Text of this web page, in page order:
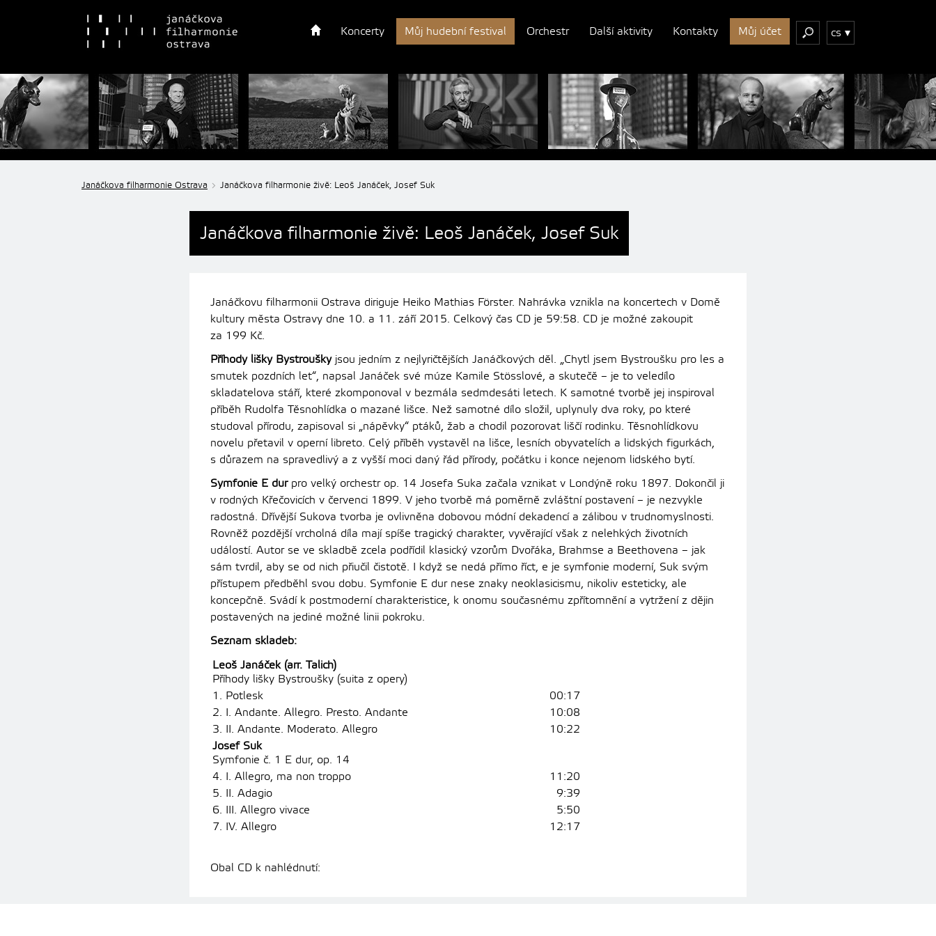
Koncerty Můj hudební festival Orchestr Další aktivity Kontakty Můj účet cs
Janáčkova filharmonie Ostrava Janáčkova filharmonie živě: Leoš Janáček, Josef Suk
Janáčkova filharmonie živě: Leoš Janáček, Josef Suk
Janáčkovu filharmonii Ostrava diriguje Heiko Mathias Förster. Nahrávka vznikla na koncertech v Domě
kultury města Ostravy dne 10. a 11. září 2015. Celkový čas CD je 59:58. CD je možné zakoupit
za 199 Kč.
Příhody lišky Bystroušky jsou jedním z nejlyričtějších Janáčkových děl. „Chytl jsem Bystroušku pro les a
smutek pozdních let“, napsal Janáček své múze Kamile Stösslové, a skutečě – je to veledílo
skladatelova stáří, které zkomponoval v bezmála sedmdesáti letech. K samotné tvorbě jej inspiroval
příběh Rudolfa Těsnohlídka o mazané lišce. Než samotné dílo složil, uplynuly dva roky, po které
studoval přírodu, zapisoval si „nápěvky“ ptáků, žab a chodil pozorovat liščí rodinku. Těsnohlídkovu
novelu přetavil v operní libreto. Celý příběh vystavěl na lišce, lesních obyvatelích a lidských figurkách,
s důrazem na spravedlivý a z vyšší moci daný řád přírody, počátku i konce nejenom lidského bytí.
Symfonie E dur pro velký orchestr op. 14 Josefa Suka začala vznikat v Londýně roku 1897. Dokončil ji
v rodných Křečovicích v červenci 1899. V jeho tvorbě má poměrně zvláštní postavení – je nezvykle
radostná. Dřívější Sukova tvorba je ovlivněna dobovou módní dekadencí a zálibou v trudnomyslnosti.
Rovněž pozdější vrcholná díla mají spíše tragický charakter, vyvěrající však z nelehkých životních
událostí. Autor se ve skladbě zcela podřídil klasický vzorům Dvořáka, Brahmse a Beethovena – jak
sám tvrdil, aby se od nich přiučil čistotě. I když se nedá přímo říct, e je symfonie moderní, Suk svým
přístupem předběhl svou dobu. Symfonie E dur nese znaky neoklasicismu, nikoliv esteticky, ale
koncepčně. Svádí k postmoderní charakteristice, k onomu současnému zpřítomnění a vytržení z dějin
postavených na jediné možné linii pokroku.
Seznam skladeb:
Leoš Janáček (arr. Talich)
Příhody lišky Bystroušky (suita z opery)
1. Potlesk
00:17
2. I. Andante. Allegro. Presto. Andante
10:08
3. II. Andante. Moderato. Allegro
10:22
Josef Suk
Symfonie č. 1 E dur, op. 14
4. I. Allegro, ma non troppo
11:20
5. II. Adagio
9:39
6. III. Allegro vivace
5:50
7. IV. Allegro
12:17
Obal CD k nahlédnutí: